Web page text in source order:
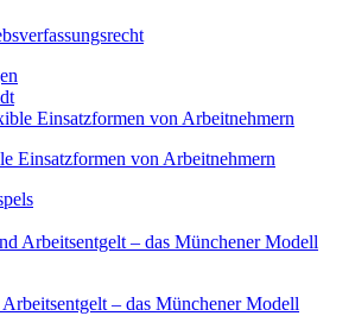
Einsatzformen von Arbeitnehmern
– das Münchener Modell